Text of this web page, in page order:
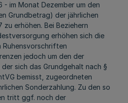
- im Monat Dezember um den
Grundbetrag) der jährlichen
zu erhöhen. Bei Beziehern
erhöhen sich die
Ruhensvorschriften
jedoch um den der
sich das Grundgehalt nach §
bemisst, zugeordneten
Sonderzahlung. Zu den so
tritt ggf. noch der